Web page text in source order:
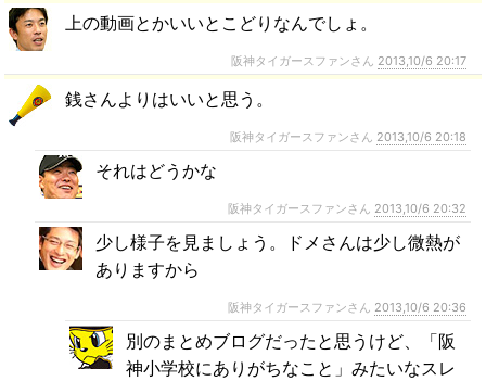
上の動画とかいいとこどりなんでしょ。
阪神タイガースファンさん 2013,10/6 20:17
銭さんよりはいいと思う。
阪神タイガースファンさん 2013,10/6 20:18
それはどうかな
阪神タイガースファンさん 2013,10/6 20:32
少し様子を見ましょう。ドメさんは少し微熱が
ありますから
阪神タイガースファンさん 2013,10/6 20:36
別のまとめブログだったと思うけど、「阪
神小学校にありがちなこと」みたいなスレ